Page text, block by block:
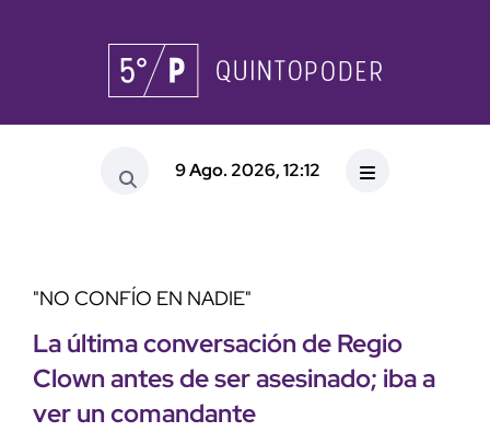
9 Ago. 2026, 12:12
"NO CONFÍO EN NADIE"
La última conversación de Regio
Clown antes de ser asesinado; iba a
ver un comandante